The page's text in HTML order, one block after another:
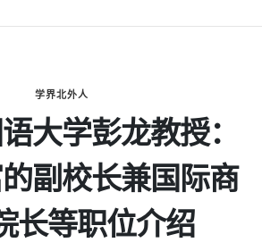
学界北外人
大学彭龙教授：
副校长兼国际商
长等职位介绍